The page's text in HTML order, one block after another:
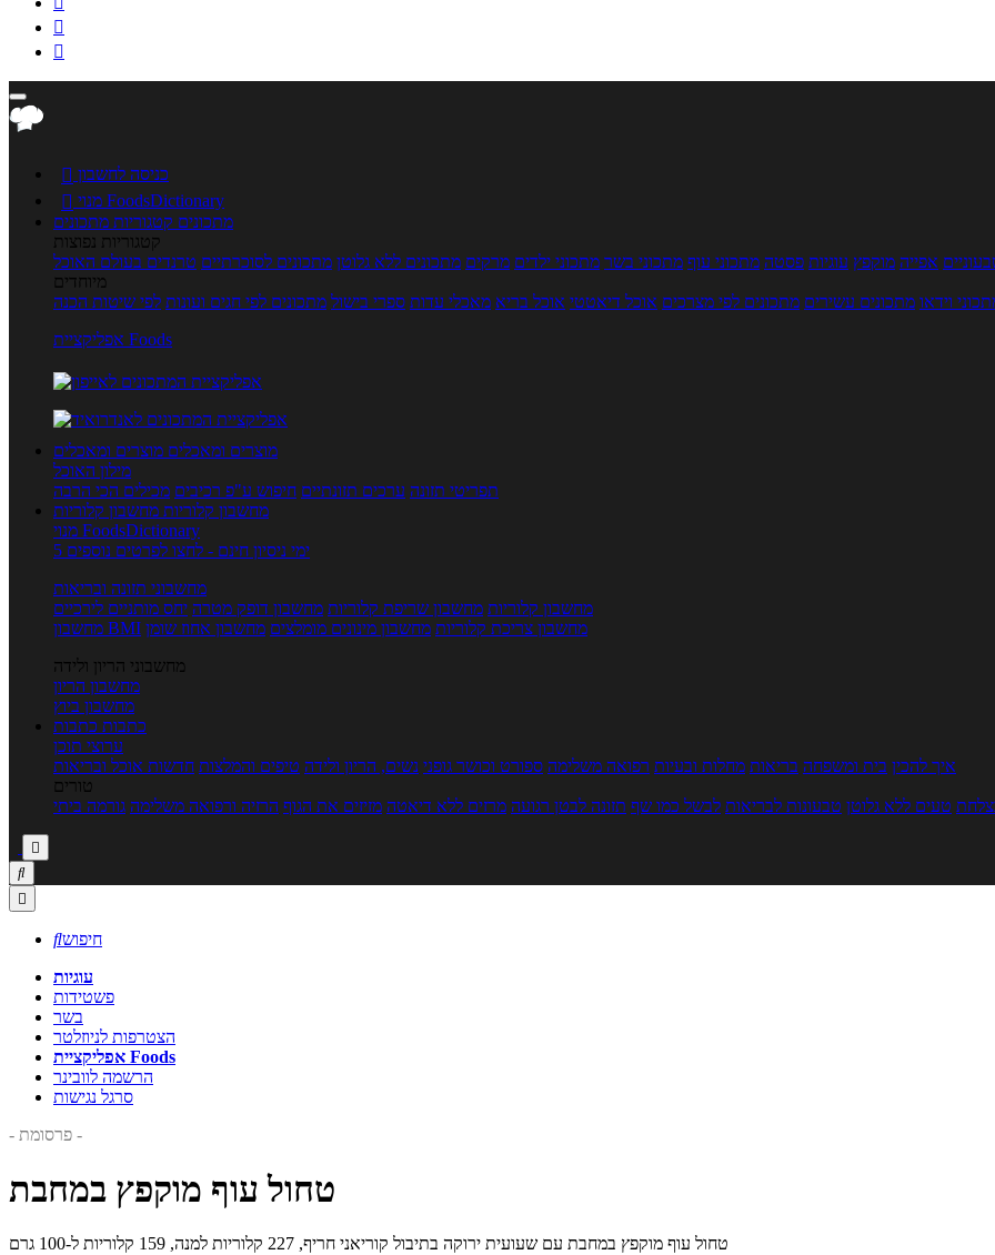


 כניסה לחשבון

מנוי FoodsDictionary
מתכונים קטגוריות מתכונים
קטגוריות נפוצות
אפייה מוקפץ עוגיות פסטה מתכוני עוף מתכוני בשר מתכוני ילדים מרקים מתכונים ללא גלוטן מתכונים לסוכרתיים טרנדים בעולם האוכל
מיוחדים
וידאו מתכונים עשירים מתכונים לפי מצרכים אוכל דיאטטי אוכל בריא מאכלי עדות ספרי בישול מתכונים לפי חגים ועונות לפי שיטות הכנה
אפליקציית Foods
מוצרים ומאכלים מוצרים ומאכלים
מילון האוכל
תפריטי תזונה ערכים תזונתיים חיפוש ע"פ רכיבים מכילים הכי הרבה
מחשבון קלוריות מחשבון קלוריות
מנוי FoodsDictionary
5 ימי ניסיון חינם - לחצו לפרטים נוספים
מחשבוני תזונה ובריאות
מחשבון קלוריות מחשבון שריפת קלוריות מחשבון דופק מטרה יחס מותניים לירכיים
מחשבון BMI
מחשבון צריכת קלוריות מחשבון מינונים מומלצים מחשבון אחוז שומן
מחשבוני הריון ולידה
מחשבון הריון
מחשבון ביוץ
כתבות כתבות
ערוצי תוכן
איך להכין בית ומשפחה בריאות מחלות ובעיות רפואה משלימה ספורט וכושר גופני נשים, הריון ולידה טיפים והמלצות חדשות אוכל ובריאות
טורים
טעים ללא גלוטן טבעונות לבריאות לבשל כמו שף תזונה לבטן רגועה מרזים ללא דיאטה מזיזים את הגוף הרזיה ורפואה משלימה גורמה ביתי



חיפוש
עוגיות
פשטידות
בשר
הצטרפות לניוזלטר
אפליקציית Foods
הרשמה לוובינר
סרגל נגישות
- פרסומת -
טחול עוף מוקפץ במחבת
טחול עוף מוקפץ במחבת עם שעועית ירוקה בתיבול קוריאני חריף, 227 קלוריות למנה, 159 קלוריות ל-100 גרם